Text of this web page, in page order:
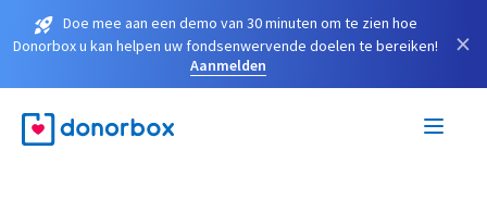
Doe mee aan een demo van 30 minuten om te zien hoe
Donorbox u kan helpen uw fondsenwervende doelen te bereiken!
Aanmelden
×